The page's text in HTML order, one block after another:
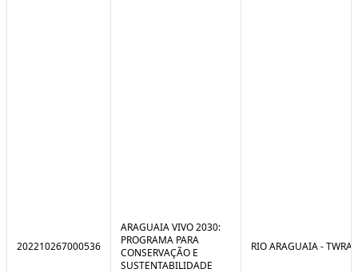
202210267000536
ARAGUAIA VIVO 2030:
PROGRAMA PARA
CONSERVAÇÃO E
SUSTENTABILIDADE
RIO ARAGUAIA - TWRA